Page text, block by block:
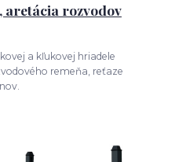
rozvodov
a kľukovej hriadele
remeňa, reťaze